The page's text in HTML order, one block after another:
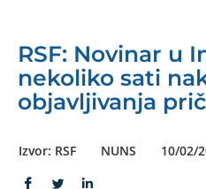
RSF: Novinar u
nekoliko sati
objavljivanja
Izvor: RSF NUNS 10/02/